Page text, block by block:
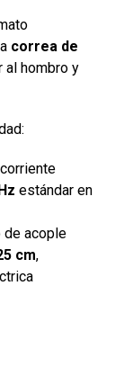
correa de
al hombro y
estándar en
de acople
cm,